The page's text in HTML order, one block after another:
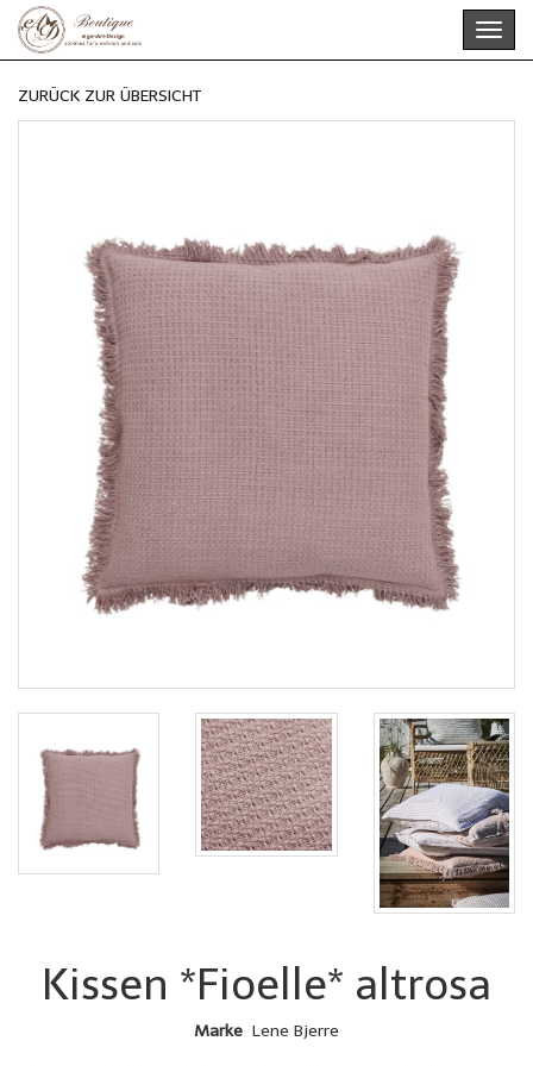
Skip
main
ZURÜCK ZUR ÜBERSICHT
Kissen *Fioelle* altrosa
Marke Lene Bjerre